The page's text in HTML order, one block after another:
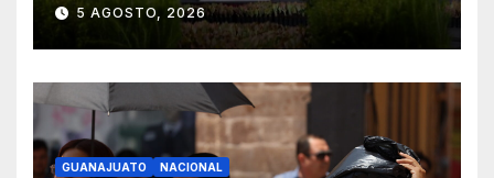
5 AGOSTO, 2026
GUANAJUATO NACIONAL